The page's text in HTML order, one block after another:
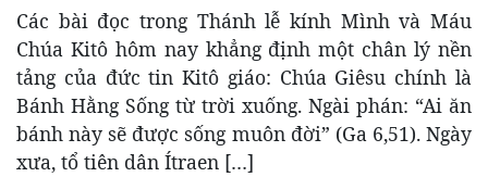
Các bài đọc trong Thánh lễ kính Mình và Máu
Chúa Kitô hôm nay khẳng định một chân lý nền
tảng của đức tin Kitô giáo: Chúa Giêsu chính là
Bánh Hằng Sống từ trời xuống. Ngài phán: “Ai ăn
bánh này sẽ được sống muôn đời” (Ga 6,51). Ngày
xưa, tổ tiên dân Ítraen […]